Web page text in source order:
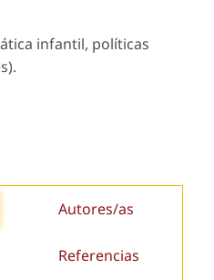
infantil, políticas
Autores/as
Referencias